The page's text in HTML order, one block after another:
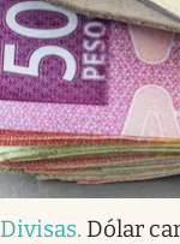
Divisas. Dólar